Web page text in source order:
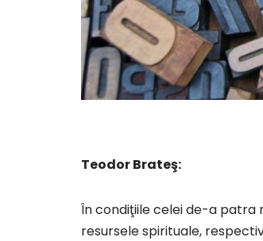
Teodor Brateş:
În condiţiile celei de-a patra
resursele spirituale,